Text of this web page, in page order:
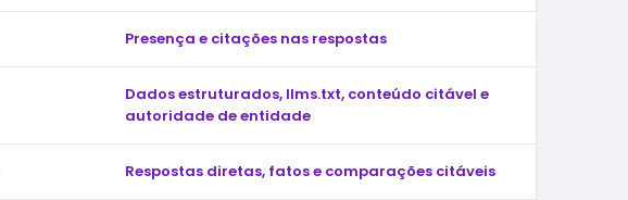
Presença e citações nas respostas
Dados estruturados, llms.txt, conteúdo citável e
autoridade de entidade
Respostas diretas, fatos e comparações citáveis